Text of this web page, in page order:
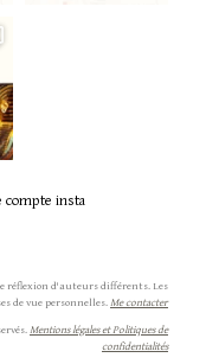
compte insta
réflexion d'auteurs différents. Les
de vue personnelles.Me contacter
Mentions légales et Politiques de
confidentialités